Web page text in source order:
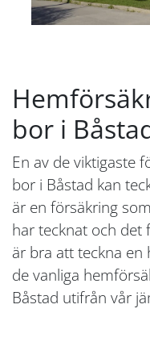
bor i
En av de viktigaste
bor i Båstad kan
är en försäkring
har tecknat och det
är bra att teckna
de vanliga
Båstad utifrån vår